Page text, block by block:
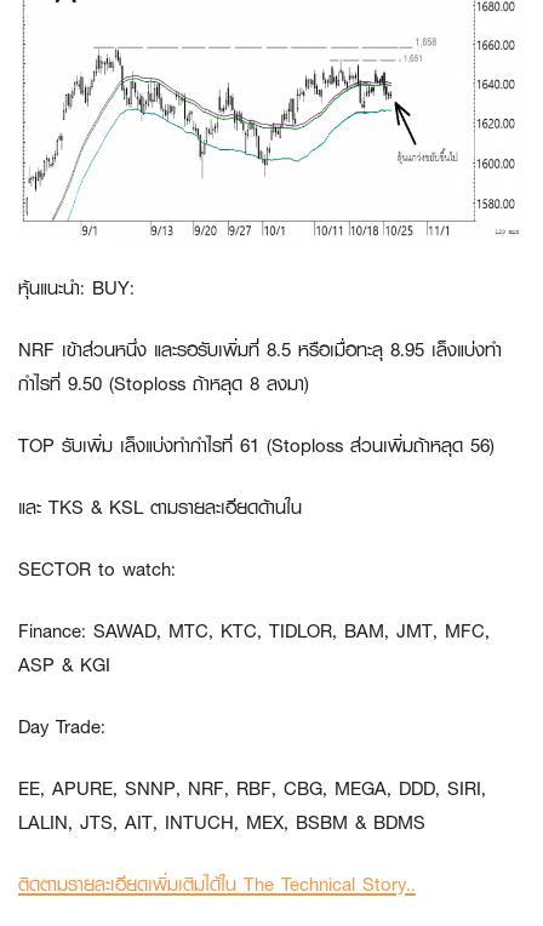
หุ้นแนะนำ: BUY:
NRF เข้าส่วนหนึ่ง และรอรับเพิ่มที่ 8.5 หรือเมื่อทะลุ 8.95 เล็งแบ่งทำ
กำไรที่ 9.50 (Stoploss ถ้าหลุด 8 ลงมา)
TOP รับเพิ่ม เล็งแบ่งทำกำไรที่ 61 (Stoploss ส่วนเพิ่มถ้าหลุด 56)
และ TKS &KSLตามรายละเอียดด้านใน
SECTOR to watch:
Finance: SAWAD, MTC, KTC, TIDLOR, BAM, JMT, MFC,
ASP & KGI
Day Trade:
EE, APURE, SNNP, NRF, RBF, CBG, MEGA, DDD, SIRI,
LALIN, JTS, AIT, INTUCH, MEX, BSBM & BDMS
ติดตามรายละเอียดเพิ่มเติมได้ใน The Technical Story..